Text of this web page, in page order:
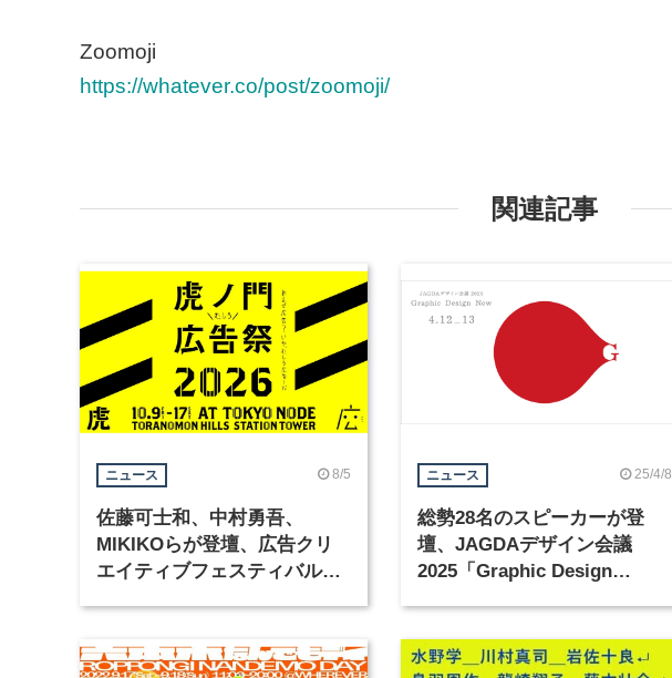
Zoomoji
https://whatever.co/post/zoomoji/
関連記事
ニュース 8/5
佐藤可士和、中村勇吾、
MIKIKOらが登壇、広告クリ
エイティブフェスティバル
ニュース 25/4/8
総勢28名のスピーカーが登
壇、JAGDAデザイン会議
2025「Graphic Design